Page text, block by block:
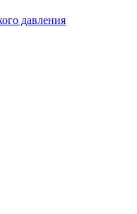
давления